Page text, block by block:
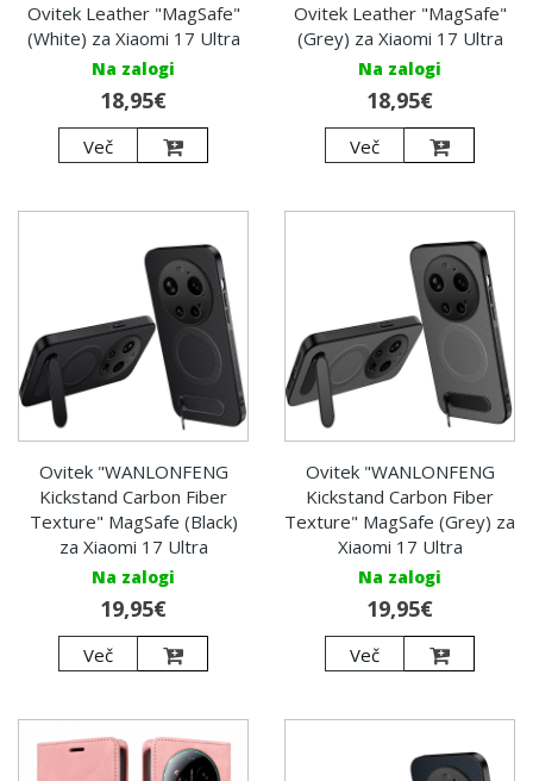
Ovitek Leather "MagSafe"
(White) za Xiaomi 17 Ultra
Na zalogi
18,95€
Več
Ovitek Leather "MagSafe"
(Grey) za Xiaomi 17 Ultra
Na zalogi
18,95€
Več
Ovitek "WANLONFENG
Kickstand Carbon Fiber
Texture" MagSafe (Black)
za Xiaomi 17 Ultra
Na zalogi
19,95€
Več
Ovitek "WANLONFENG
Kickstand Carbon Fiber
Texture" MagSafe (Grey) za
Xiaomi 17 Ultra
Na zalogi
19,95€
Več